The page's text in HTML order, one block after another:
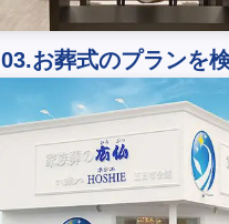
03.お葬式のプランを